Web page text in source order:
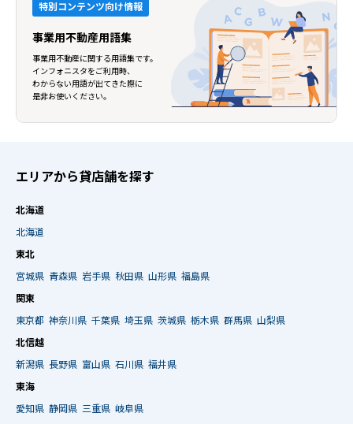
特別コンテンツ向け情報
事業用不動産用語集
事業用不動産に関する用語集です。
インフォニスタをご利用時、
わからない用語が出てきた際に
是非お使いください。
エリアから貸店舗を探す
北海道
北海道
東北
宮城県 青森県 岩手県 秋田県 山形県 福島県
関東
東京都 神奈川県 千葉県 埼玉県 茨城県 栃木県 群馬県 山梨県
北信越
新潟県 長野県 富山県 石川県 福井県
東海
愛知県 静岡県 三重県 岐阜県